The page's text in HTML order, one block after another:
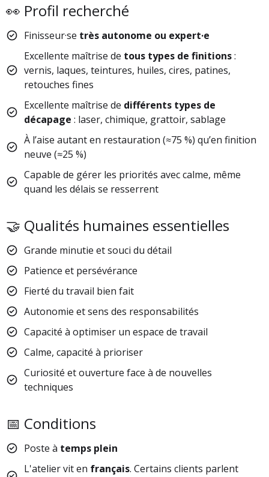
👀 Profil recherché
Finisseur·se très autonome ou expert·e
Excellente maîtrise de tous types de finitions:
vernis, laques, teintures, huiles, cires, patines,
retouches fines
Excellente maîtrise de différents types de
décapage : laser, chimique, grattoir, sablage
À l’aise autant en restauration (≈75 %) qu’en finition
neuve (≈25 %)
Capable de gérer les priorités avec calme, même
quand les délais se resserrent
🤝 Qualités humaines essentielles
Grande minutie et souci du détail
Patience et persévérance
Fierté du travail bien fait
Autonomie et sens des responsabilités
Capacité à optimiser un espace de travail
Calme, capacité à prioriser
Curiosité et ouverture face à de nouvelles
techniques
📅 Conditions
Poste à temps plein
L'atelier vit en français. Certains clients parlent